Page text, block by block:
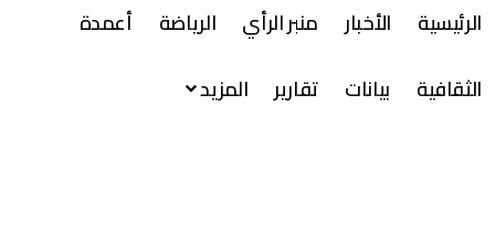
الرئيسية الأخبار منبر الرأي الرياضة
أعمدة
الثقافية
بيانات تقارير المزيد